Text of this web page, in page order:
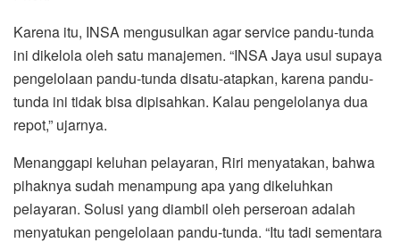
Karena itu, INSA mengusulkan agar service pandu-tunda
ini dikelola oleh satu manajemen. “INSA Jaya usul supaya
pengelolaan pandu-tunda disatu-atapkan, karena pandu-
tunda ini tidak bisa dipisahkan. Kalau pengelolanya dua
repot,” ujarnya.
Menanggapi keluhan pelayaran, Riri menyatakan, bahwa
pihaknya sudah menampung apa yang dikeluhkan
pelayaran. Solusi yang diambil oleh perseroan adalah
menyatukan pengelolaan pandu-tunda. “Itu tadi sementara